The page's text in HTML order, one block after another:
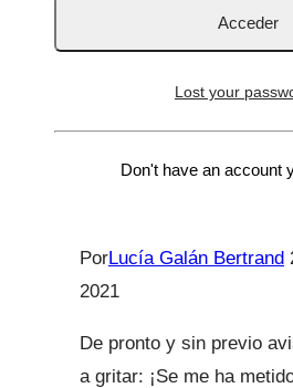
¡A mi hijo le ha
PorLucía Galán Bertrand
2021
De pronto y sin previo
a gritar: ¡Se me ha
Lost your
Don't have an account